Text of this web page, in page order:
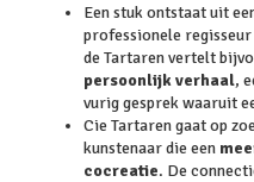
Een stuk ontstaat uit
professionele regisseur
de Tartaren vertelt
persoonlijk verhaal,
vurig gesprek waaruit
Cie Tartaren gaat op
kunstenaar die een
cocreatie. De